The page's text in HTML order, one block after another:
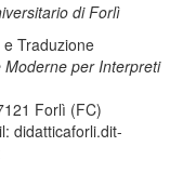
di Forlì
Traduzione
per Interpreti
Forlì (FC)
didatticaforli.dit-